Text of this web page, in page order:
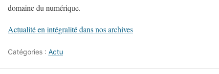
domaine du numérique.
Actualité en intégralité dans nos archives
Catégories : Actu